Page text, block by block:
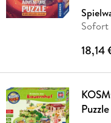
Sofort
18,14